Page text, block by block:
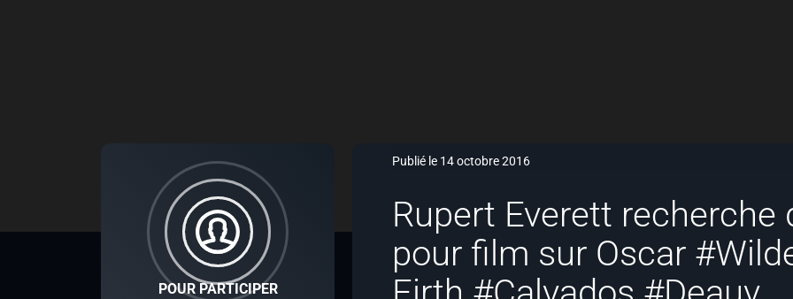
POUR PARTICIPER
Publié le 14 octobre 2016
Rupert Everett
pour film sur Oscar